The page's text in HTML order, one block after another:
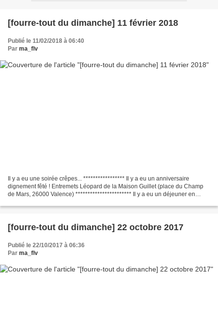
[fourre-tout du dimanche] 11 février 2018
Publié le 11/02/2018 à 06:40
Par ma_flv
Il y a eu une soirée crêpes... ***************** Il y a eu un anniversaire
dignement fêté ! Entremets Léopard de la Maison Guillet (place du Champ
de Mars, 26000 Valence) *********************** Il y a eu un déjeuner en
[fourre-tout du dimanche] 22 octobre 2017
Publié le 22/10/2017 à 06:36
Par ma_flv